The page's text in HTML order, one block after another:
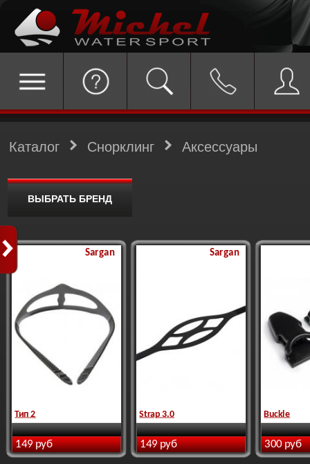
Каталог Снорклинг Аксессуары
ВЫБРАТЬ БРЕНД
Sargan
Тип 2
149 руб
Sargan
Strap 3.0
149 руб
Buckle
300 руб